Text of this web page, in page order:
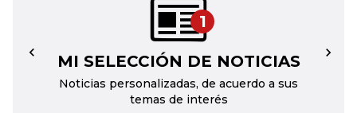
1
MI SELECCIÓN DE NOTICIAS
Noticias personalizadas, de acuerdo a sus
temas de interés
← →